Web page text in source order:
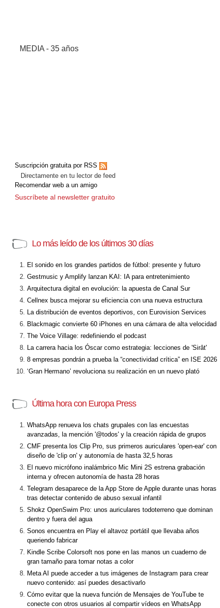
MEDIA - 35 años
Suscripción gratuita por RSS
Directamente en tu lector de feed
Recomendar web a un amigo
Suscríbete al newsletter gratuito
Lo más leído de los últimos 30 días
El sonido en los grandes partidos de fútbol: presente y futuro
Gestmusic y Amplify lanzan KAI: IA para entretenimiento
Arquitectura digital en evolución: la apuesta de Canal Sur
Cellnex busca mejorar su eficiencia con una nueva estructura
La distribución de eventos deportivos, con Eurovision Services
Blackmagic convierte 60 iPhones en una cámara de alta velocidad
The Voice Village: redefiniendo el podcast
La carrera hacia los Óscar como estrategia: lecciones de 'Sirât'
8 empresas pondrán a prueba la “conectividad crítica” en ISE 2026
‘Gran Hermano’ revoluciona su realización en un nuevo plató
Última hora con Europa Press
WhatsApp renueva los chats grupales con las encuestas
avanzadas, la mención '@todos' y la creación rápida de grupos
CMF presenta los Clip Pro, sus primeros auriculares 'open-ear' con
diseño de 'clip on' y autonomía de hasta 32,5 horas
El nuevo micrófono inalámbrico Mic Mini 2S estrena grabación
interna y ofrecen autonomía de hasta 28 horas
Telegram desaparece de la App Store de Apple durante unas horas
tras detectar contenido de abuso sexual infantil
Shokz OpenSwim Pro: unos auriculares todoterreno que dominan
dentro y fuera del agua
Sonos encuentra en Play el altavoz portátil que llevaba años
queriendo fabricar
Kindle Scribe Colorsoft nos pone en las manos un cuaderno de
gran tamaño para tomar notas a color
Meta AI puede acceder a tus imágenes de Instagram para crear
nuevo contenido: así puedes desactivarlo
Cómo evitar que la nueva función de Mensajes de YouTube te
conecte con otros usuarios al compartir vídeos en WhatsApp